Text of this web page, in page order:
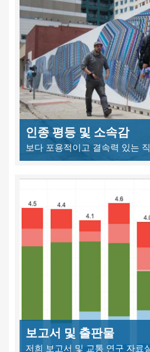
인종 평등 및 소속감
보다 포용적이고 결속력 있는
보고서 및 출판물
저희 보고서 및 교통 연구 자료